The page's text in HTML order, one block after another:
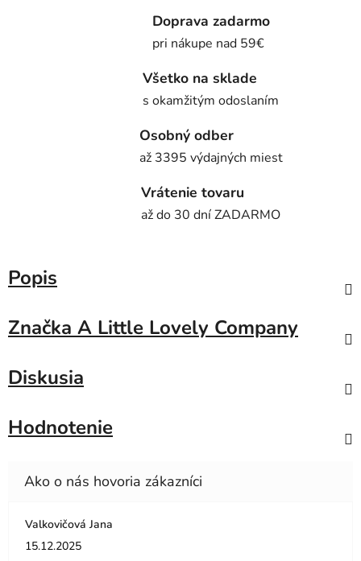
Doprava zadarmo
pri nákupe nad 59€
Všetko na sklade
s okamžitým odoslaním
Osobný odber
až 3395 výdajných miest
Vrátenie tovaru
až do 30 dní ZADARMO
Popis
Značka A Little Lovely Company
Diskusia
Hodnotenie
Valkovičová Jana
Hodnotenie obchodu je 5 z 5 hviezdičiek.
15.12.2025